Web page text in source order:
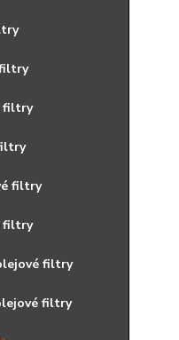
filtry
filtry
filtry
filtry
filtry